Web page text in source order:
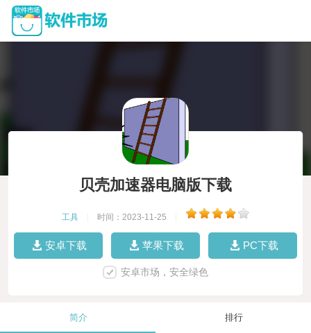
贝壳加速器电脑版下载
工具 时间：2023-11-25
安卓下载 苹果下载 PC下载
安卓市场，安全绿色
简介 排行